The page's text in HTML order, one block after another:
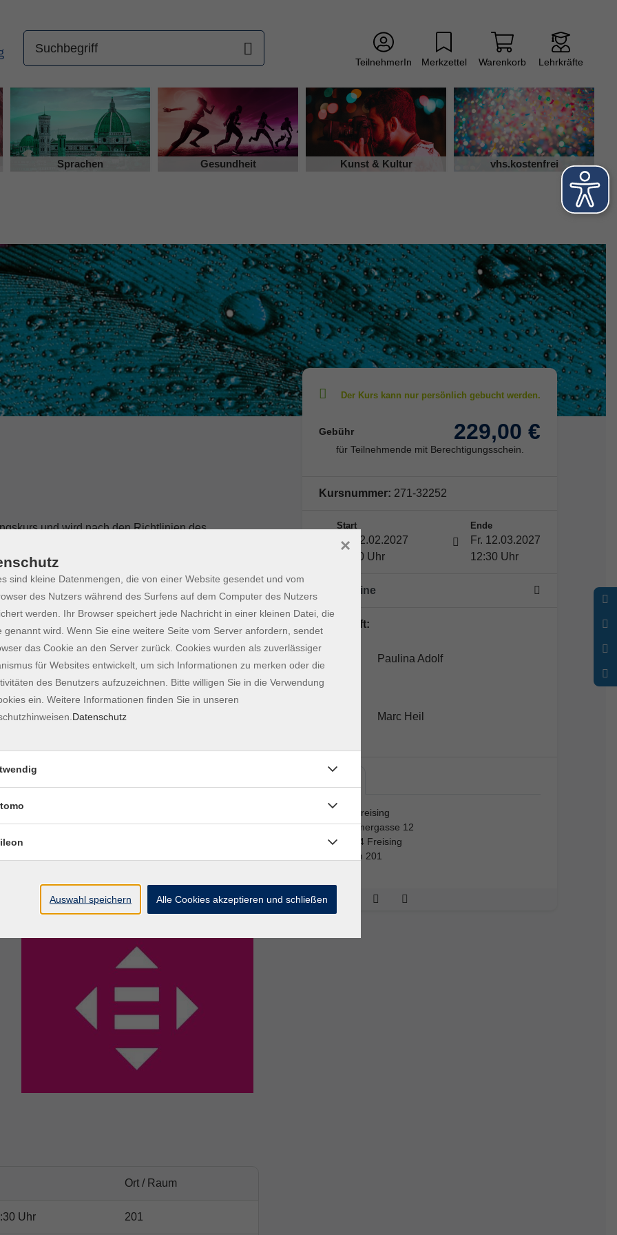
TeilnehmerIn Merkzettel Warenkorb Lehrkräfte
Sprachen Gesundheit Kunst & Kultur vhs.kostenfrei
und wird nach den Richtlinien des
dem Gemeinsamen Europäischen
statt. Der Unterricht an Feiertagen wird
390 EUR (Zahlung in 2 Raten möglich)
möglich. Bitte kommen Sie während
Freitag von 10 bis 12 Uhr sowie Donnerstag von
an
Integration in Gesellschaft und Arbeitsmarkt,
Ort / Raum
Uhr 201
Gebühr 229,00 €
für Teilnehmende mit Berechtigungsschein.
Kursnummer: 271-32252
Start
Di. 02.02.2027
08:30 Uhr
Ende
Fr. 12.03.2027
12:30 Uhr
20 Termine
Lehrkraft:
Paulina Adolf
Marc Heil
vhs Freising
Kammergasse 12
85354 Freising
Raum 201
sind kleine Datenmengen, die von einer Website gesendet und vom
des Nutzers während des Surfens auf dem Computer des Nutzers
werden. Ihr Browser speichert jede Nachricht in einer kleinen Datei, die
genannt wird. Wenn Sie eine weitere Seite vom Server anfordern, sendet
das Cookie an den Server zurück. Cookies wurden als zuverlässiger
für Websites entwickelt, um sich Informationen zu merken oder die
des Benutzers aufzuzeichnen. Bitte willigen Sie in die Verwendung
ein. Weitere Informationen finden Sie in unseren
Datenschutz
×
Auswahl speichern Alle Cookies akzeptieren und schließen